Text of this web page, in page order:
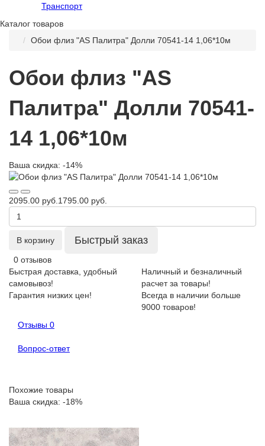
Транспорт
Каталог товаров
Обои флиз "AS Палитра" Долли 70541-14 1,06*10м
Обои флиз "AS
Палитра" Долли 70541-
14 1,06*10м
Ваша скидка: -14%
2095.00 руб.1795.00 руб.
В корзину Быстрый заказ
0 отзывов
Быстрая доставка, удобный
самовывоз!
Наличный и безналичный
расчет за товары!
Гарантия низких цен!
Всегда в наличии больше
9000 товаров!
Отзывы 0
Вопрос-ответ
Похожие товары
Ваша скидка: -18%